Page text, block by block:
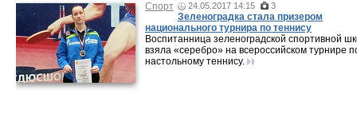
Спорт 24.05.2017 14:15 3
Зеленоградка стала призером
национального турнира по теннису
Воспитанница зеленоградской спортивной
взяла «серебро» на всероссийском турнире
настольному теннису.